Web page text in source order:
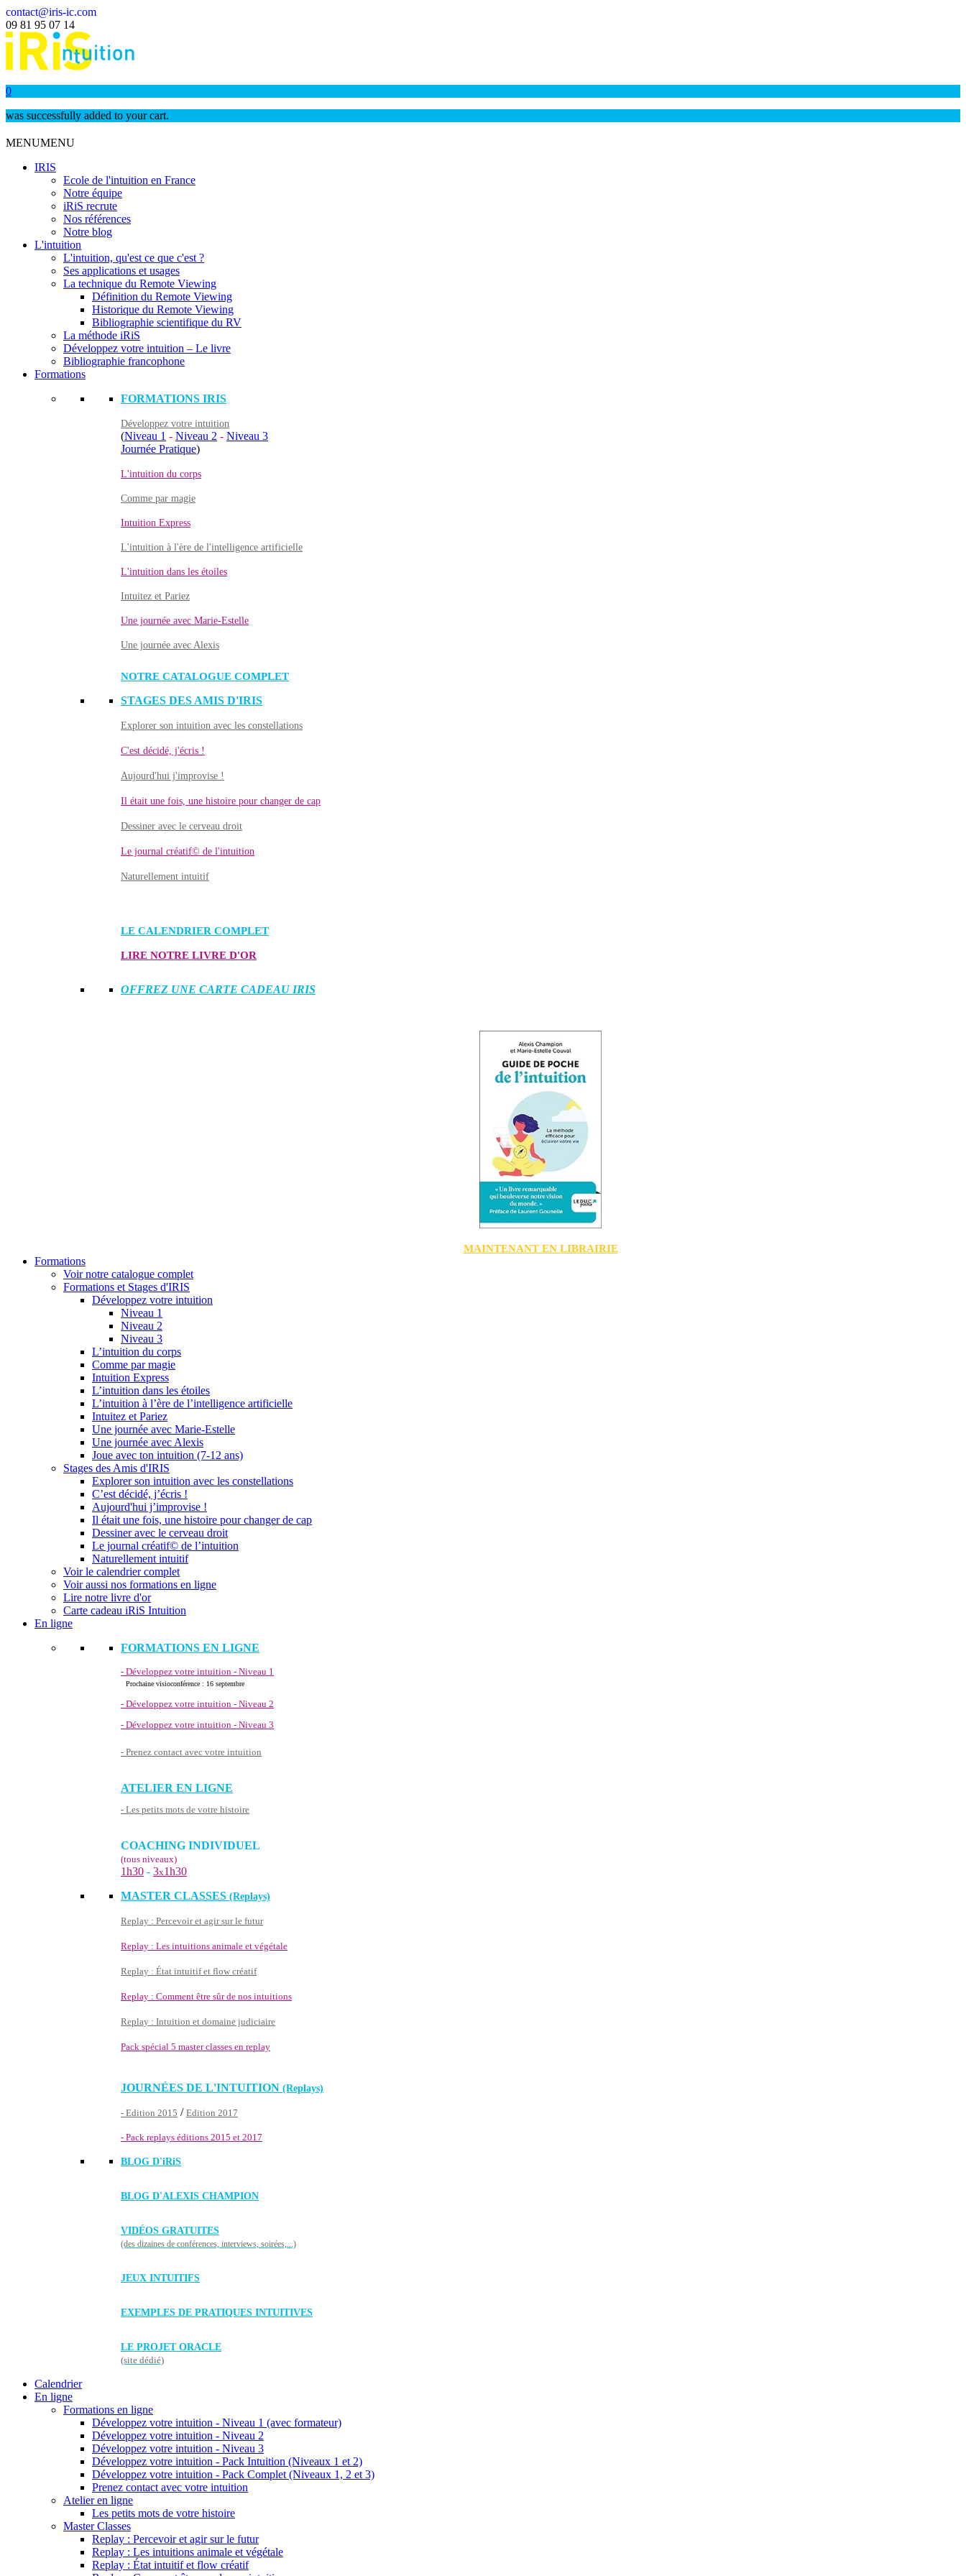
contact@iris-ic.com
09 81 95 07 14
0
was successfully added to your cart.
MENUMENU
IRIS
Ecole de l'intuition en France
Notre équipe
iRiS recrute
Nos références
Notre blog
L'intuition
L'intuition, qu'est ce que c'est ?
Ses applications et usages
La technique du Remote Viewing
Définition du Remote Viewing
Historique du Remote Viewing
Bibliographie scientifique du RV
La méthode iRiS
Développez votre intuition – Le livre
Bibliographie francophone
Formations
FORMATIONS IRIS
Développez votre intuition
(Niveau 1 - Niveau 2 - Niveau 3
Journée Pratique)
L'intuition du corps
Comme par magie
Intuition Express
L'intuition à l'ère de l'intelligence artificielle
L'intuition dans les étoiles
Intuitez et Pariez
Une journée avec Marie-Estelle
Une journée avec Alexis
NOTRE CATALOGUE COMPLET
STAGES DES AMIS D'IRIS
Explorer son intuition avec les constellations
C'est décidé, j'écris !
Aujourd'hui j'improvise !
Il était une fois, une histoire pour changer de cap
Dessiner avec le cerveau droit
Le journal créatif© de l'intuition
Naturellement intuitif
LE CALENDRIER COMPLET
LIRE NOTRE LIVRE D'OR
OFFREZ UNE CARTE CADEAU IRIS
MAINTENANT EN LIBRAIRIE
Formations
Voir notre catalogue complet
Formations et Stages d'IRIS
Développez votre intuition
Niveau 1
Niveau 2
Niveau 3
L’intuition du corps
Comme par magie
Intuition Express
L’intuition dans les étoiles
L’intuition à l’ère de l’intelligence artificielle
Intuitez et Pariez
Une journée avec Marie-Estelle
Une journée avec Alexis
Joue avec ton intuition (7-12 ans)
Stages des Amis d'IRIS
Explorer son intuition avec les constellations
C’est décidé, j’écris !
Aujourd'hui j’improvise !
Il était une fois, une histoire pour changer de cap
Dessiner avec le cerveau droit
Le journal créatif© de l’intuition
Naturellement intuitif
Voir le calendrier complet
Voir aussi nos formations en ligne
Lire notre livre d'or
Carte cadeau iRiS Intuition
En ligne
FORMATIONS EN LIGNE
- Développez votre intuition - Niveau 1
Prochaine visioconférence : 16 septembre
- Développez votre intuition - Niveau 2
- Développez votre intuition - Niveau 3
- Prenez contact avec votre intuition
ATELIER EN LIGNE
- Les petits mots de votre histoire
COACHING INDIVIDUEL
(tous niveaux)
1h30 - 3x1h30
MASTER CLASSES (Replays)
Replay : Percevoir et agir sur le futur
Replay : Les intuitions animale et végétale
Replay : État intuitif et flow créatif
Replay : Comment être sûr de nos intuitions
Replay : Intuition et domaine judiciaire
Pack spécial 5 master classes en replay
JOURNÉES DE L'INTUITION (Replays)
- Edition 2015 / Edition 2017
- Pack replays éditions 2015 et 2017
BLOG D'iRiS
BLOG D'ALEXIS CHAMPION
VIDÉOS GRATUITES
(des dizaines de conférences, interviews, soirées,...)
JEUX INTUITIFS
EXEMPLES DE PRATIQUES INTUITIVES
LE PROJET ORACLE
(site dédié)
Calendrier
En ligne
Formations en ligne
Développez votre intuition - Niveau 1 (avec formateur)
Développez votre intuition - Niveau 2
Développez votre intuition - Niveau 3
Développez votre intuition - Pack Intuition (Niveaux 1 et 2)
Développez votre intuition - Pack Complet (Niveaux 1, 2 et 3)
Prenez contact avec votre intuition
Atelier en ligne
Les petits mots de votre histoire
Master Classes
Replay : Percevoir et agir sur le futur
Replay : Les intuitions animale et végétale
Replay : État intuitif et flow créatif